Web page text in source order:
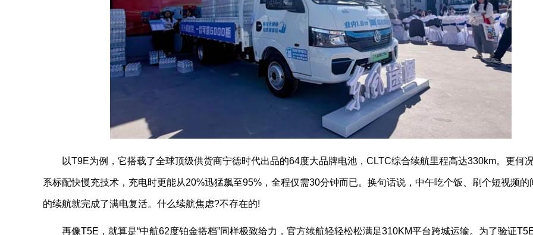
以T9E为例，它搭载了全球顶级供货商宁德时代出品的64度大品牌电池，CLTC综合续航里程高达330km。更何
系标配快慢充技术，充电时更能从20%迅猛飙至95%，全程仅需30分钟而已。换句话说，中午吃个饭、刷个短视频的
的续航就完成了满电复活。什么续航焦虑?不存在的!
再像T5E，就算是“中航62度铂金搭档”同样极致给力，官方续航轻轻松松满足310KM平台跨城运输。为了验证